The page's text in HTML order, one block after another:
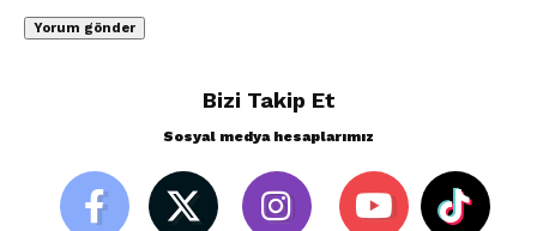
Bizi Takip Et
Sosyal medya hesaplarımız